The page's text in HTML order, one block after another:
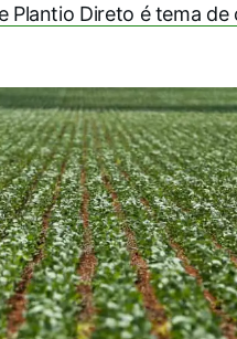
Plantio Direto é tema